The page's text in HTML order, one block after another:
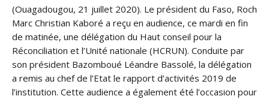
(Ouagadougou, 21 juillet 2020). Le président du Faso, Roch
Marc Christian Kaboré a reçu en audience, ce mardi en fin
de matinée, une délégation du Haut conseil pour la
Réconciliation et l’Unité nationale (HCRUN). Conduite par
son président Bazomboué Léandre Bassolé, la délégation
a remis au chef de l’Etat le rapport d’activités 2019 de
l’institution. Cette audience a également été l’occasion pour